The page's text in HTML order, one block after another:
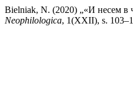
Bielniak, N. (2020) „«И несем в
Neophilologica, 1(XXII), s.